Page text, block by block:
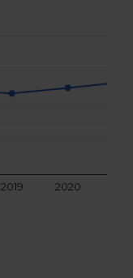
2019 2020